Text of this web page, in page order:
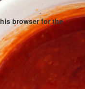
browser for the